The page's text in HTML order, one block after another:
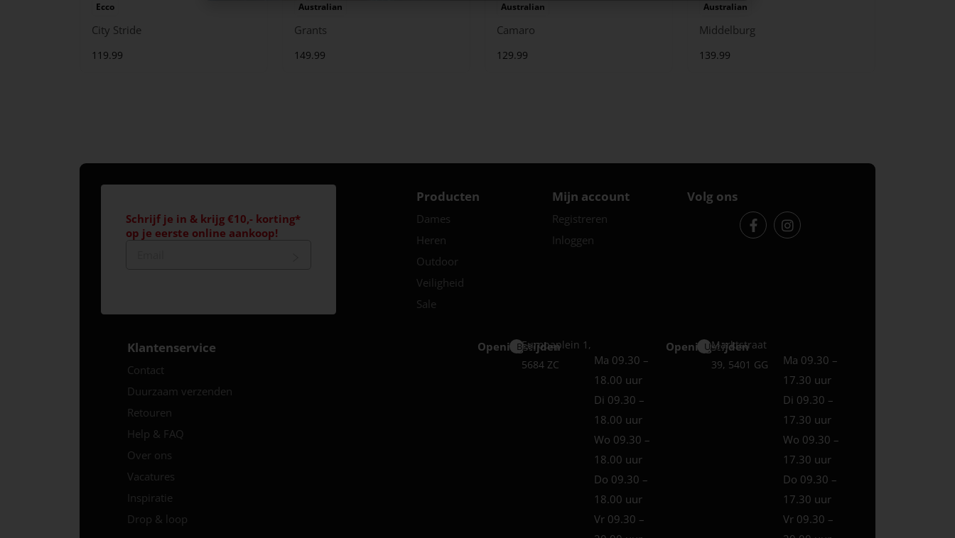
Ecco
City Stride
119.99
Australian
Grants
149.99
Australian
Camaro
129.99
Australian
Middelburg
139.99
Schrijf je in & krijg €10,- korting*
op je eerste online aankoop!
Producten
Dames
Heren
Outdoor
Veiligheid
Sale
Mijn account
Registreren
Inloggen
Volg ons
Klantenservice
Contact
Duurzaam verzenden
Retouren
Help & FAQ
Over ons
Vacatures
Inspiratie
Drop & loop
Openingstijden
Best
Europaplein 1,
5684 ZC
Ma 09.30 –
18.00 uur
Di 09.30 –
18.00 uur
Wo 09.30 –
18.00 uur
Do 09.30 –
18.00 uur
Vr 09.30 –
Openingstijden
Uden
Marktstraat
39, 5401 GG
Ma 09.30 –
17.30 uur
Di 09.30 –
17.30 uur
Wo 09.30 –
17.30 uur
Do 09.30 –
17.30 uur
Vr 09.30 –